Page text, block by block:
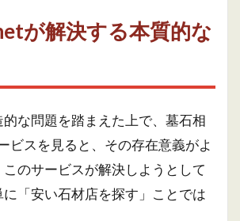
が解決する本質的な
な問題を踏まえた上で、墓石相
ビスを見ると、その存在意義がよ
このサービスが解決しようとして
「安い石材店を探す」ことでは